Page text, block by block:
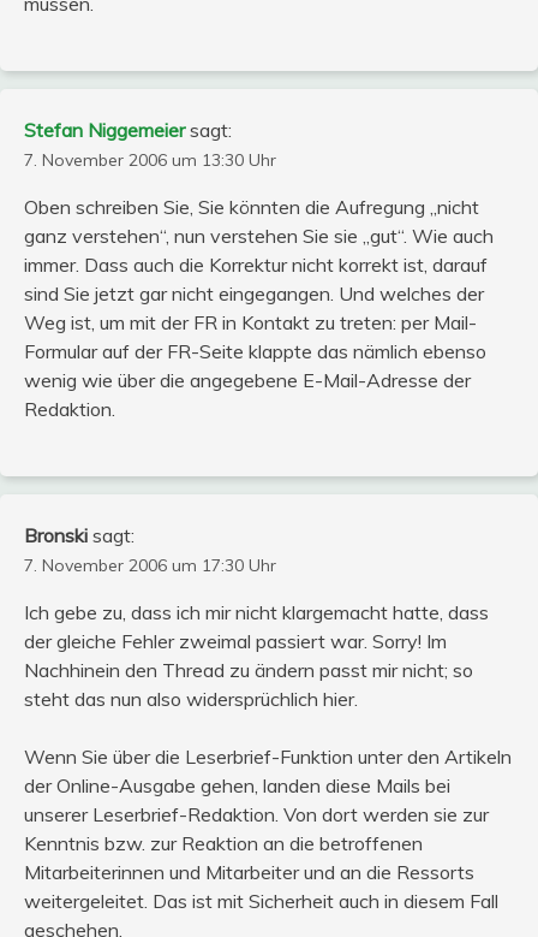
Stefan Niggemeier sagt:
7. November 2006 um 13:30 Uhr
Oben schreiben Sie, Sie könnten die Aufregung „nicht
ganz verstehen“, nun verstehen Sie sie „gut“. Wie auch
immer. Dass auch die Korrektur nicht korrekt ist, darauf
sind Sie jetzt gar nicht eingegangen. Und welches der
Weg ist, um mit der FR in Kontakt zu treten: per Mail-
Formular auf der FR-Seite klappte das nämlich ebenso
wenig wie über die angegebene E-Mail-Adresse der
Redaktion.
Bronski sagt:
7. November 2006 um 17:30 Uhr
Ich gebe zu, dass ich mir nicht klargemacht hatte, dass
der gleiche Fehler zweimal passiert war. Sorry! Im
Nachhinein den Thread zu ändern passt mir nicht; so
steht das nun also widersprüchlich hier.
Wenn Sie über die Leserbrief-Funktion unter den Artikeln
der Online-Ausgabe gehen, landen diese Mails bei
unserer Leserbrief-Redaktion. Von dort werden sie zur
Kenntnis bzw. zur Reaktion an die betroffenen
Mitarbeiterinnen und Mitarbeiter und an die Ressorts
weitergeleitet. Das ist mit Sicherheit auch in diesem Fall
geschehen.